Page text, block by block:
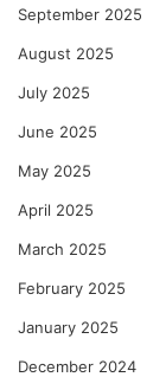
September 2025
August 2025
July 2025
June 2025
May 2025
April 2025
March 2025
February 2025
January 2025
December 2024